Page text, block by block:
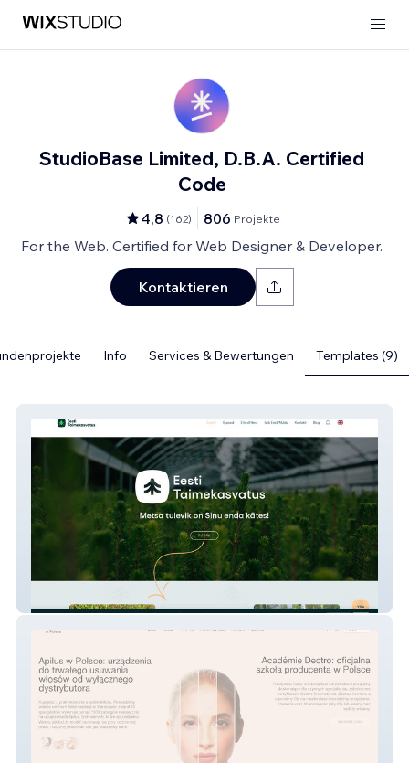
StudioBase Limited, D.B.A. Certified
Code
4,8 (162) 806 Projekte
For the Web. Certified for Web Designer & Developer.
Kontaktieren
Info Services & Bewertungen Templates (9)
Eesti Taimekasvatus